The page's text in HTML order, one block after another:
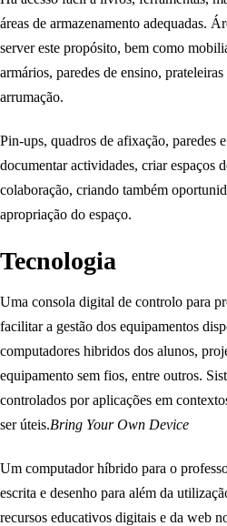
áreas de armazenamento adequadas.
server este propósito, bem como
armários, paredes de ensino,
arrumação.
Pin-ups, quadros de afixação, paredes
documentar actividades, criar espaços
colaboração, criando também
apropriação do espaço.
Tecnologia
Uma consola digital de controlo para
facilitar a gestão dos equipamentos
computadores hibridos dos alunos,
equipamento sem fios, entre outros.
controlados por aplicações em
ser úteis.Bring Your Own Device
Um computador híbrido para o
escrita e desenho para além da
recursos educativos digitais e da web